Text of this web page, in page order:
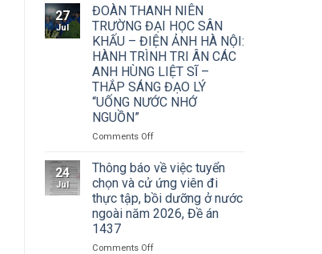
của
Tạp
chí
Mỹ
thuật
về
Cuộc
thi
và
Giải
thưởng
Tô
Ngọc
Vân
thứ
Đại
học
Sân
khấu
–
Điện
ảnh
Hà
nghị
toàn
quốc
quán
27
Jul
ĐOÀN THANH NIÊN
TRƯỜNG ĐẠI HỌC SÂN
KHẤU – ĐIỆN ẢNH HÀ NỘI:
HÀNH TRÌNH TRI ÂN CÁC
ANH HÙNG LIỆT SĨ –
THẮP SÁNG ĐẠO LÝ
“UỐNG NƯỚC NHỚ
NGUỒN”
Comments Offon
THANH
NIÊN
TRƯỜNG
ĐẠI
HỌC
KHẤU
24
Jul
Thông báo về việc tuyển
chọn và cử ứng viên đi
thực tập, bồi dưỡng ở nước
ngoài năm 2026, Đề án
1437
Comments Offon